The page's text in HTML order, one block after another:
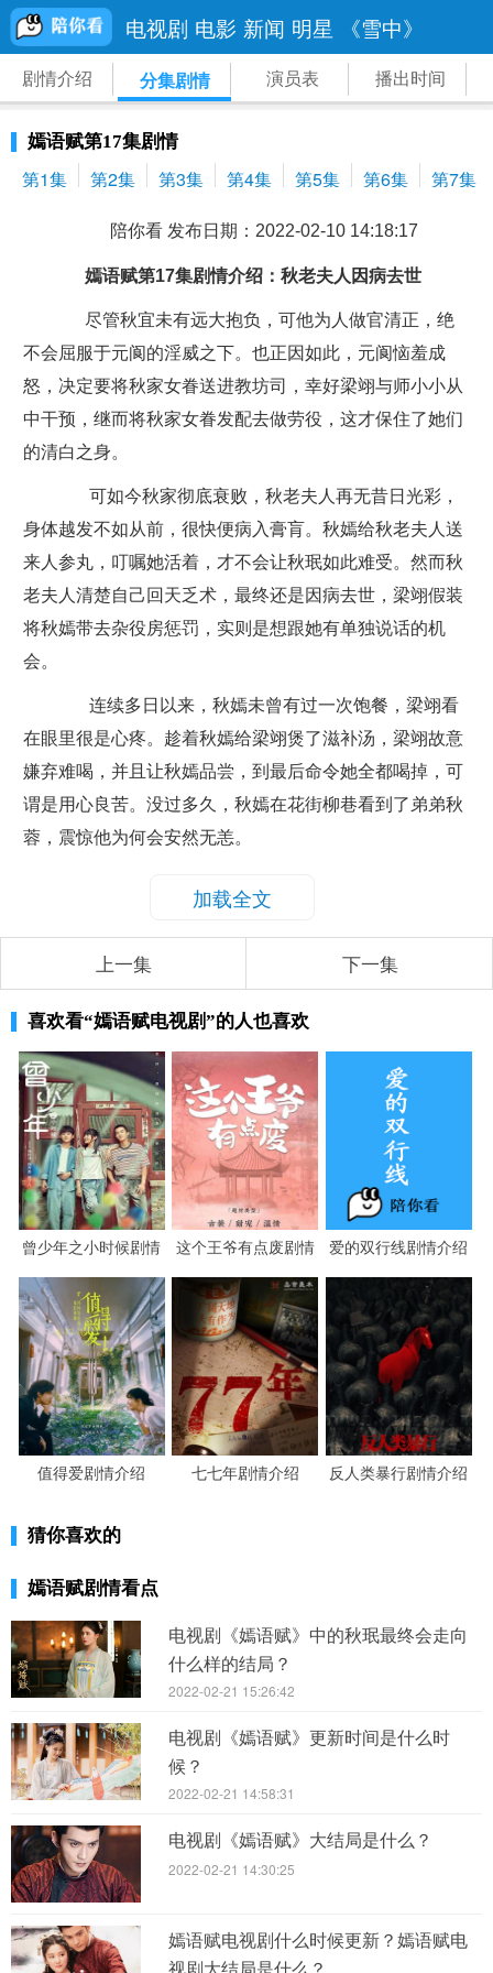
电视剧 电影 新闻 明星 《雪中》
剧情介绍 分集剧情 演员表 播出时间
嫣语赋第17集剧情
第1集 第2集 第3集 第4集 第5集 第6集 第7集
陪你看 发布日期：2022-02-10 14:18:17
嫣语赋第17集剧情介绍：秋老夫人因病去世
尽管秋宜未有远大抱负，可他为人做官清正，绝
不会屈服于元阆的淫威之下。也正因如此，元阆恼羞成
怒，决定要将秋家女眷送进教坊司，幸好梁翊与师小小从
中干预，继而将秋家女眷发配去做劳役，这才保住了她们
的清白之身。
可如今秋家彻底衰败，秋老夫人再无昔日光彩，
身体越发不如从前，很快便病入膏肓。秋嫣给秋老夫人送
来人参丸，叮嘱她活着，才不会让秋珉如此难受。然而秋
老夫人清楚自己回天乏术，最终还是因病去世，梁翊假装
将秋嫣带去杂役房惩罚，实则是想跟她有单独说话的机
会。
连续多日以来，秋嫣未曾有过一次饱餐，梁翊看
在眼里很是心疼。趁着秋嫣给梁翊煲了滋补汤，梁翊故意
嫌弃难喝，并且让秋嫣品尝，到最后命令她全都喝掉，可
谓是用心良苦。没过多久，秋嫣在花街柳巷看到了弟弟秋
蓉，震惊他为何会安然无恙。
是总章衙门的关键证人，所以才会被元阆释放。眼看着秋
梁翊听着秋嫣的倾诉，理解她所承受的苦楚，当初的自己
尽管秋家其他女眷皆已保住了清誉，可秋嫣和几
房姐妹还是无可避免地进入教坊司，幸好有梁翊的出现，
才令她堪堪躲过一劫。梁翊佯装吃醋的客人，尤其是他发
火吃醋的样子，险些吓坏了秋嫣，怎知梁翊发火为假，吃
醋是真，只不过是借此场面表达了自己的爱意。
好好照顾秋嫣，并且之后一个月内不许秋嫣接客。毕竟老
鸨是见钱眼开之人，立马爽快答应。反观秋璎被强制要求
接客，意外遇到总章衙门的元阆，而秋珉不愿出卖色相，
便以自杀的方式了结自己。
然而秋嫣已经无法再想太多，她绝不能任由害死
母亲的人逍遥法外，只要抓住线索必须彻查到底。秦暄深
纸去找梁翊，请他帮忙检查内容是否合适。
梁翊希望秋嫣能够想清楚，若是现在状告秋家，
恐怕以后很难恢复关系，甚至有可能会影响到秦家对她的
看法。秋嫣依旧坚持观点，不肯轻易放弃，尽管韩氏并非
生母，可她待自己之真心，远比生母更多，本以为将来的
也正因如此，秋嫣愿意赌上自己的性命，梁翊对
此非常感同身受，因为六年前父亲遭人陷害，自己也经历
过类似的痛苦。梁翊认真阅过状告书，并且指出上面存在
的问题，秋嫣分析秋老夫人之所以没有反驳，极有可能是
李大夫手里掌握她的把柄，当务之急是要从药铺的红花查
起。
加载全文
上一集 下一集
喜欢看“嫣语赋电视剧”的人也喜欢
曾少年之小时候剧情
介绍
这个王爷有点废剧情
介绍
爱的双行线剧情介绍
值得爱剧情介绍 七七年剧情介绍 反人类暴行剧情介绍
猜你喜欢的
嫣语赋剧情看点
电视剧《嫣语赋》中的秋珉最终会走向
什么样的结局？
2022-02-21 15:26:42
电视剧《嫣语赋》更新时间是什么时
候？
2022-02-21 14:58:31
电视剧《嫣语赋》大结局是什么？
2022-02-21 14:30:25
嫣语赋电视剧什么时候更新？嫣语赋电
视剧大结局是什么？